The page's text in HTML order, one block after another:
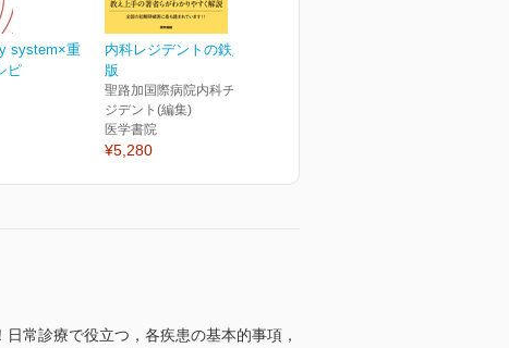
system×重
ピ
内科レジデントの鉄則 第4
版
聖路加国際病院内科チーフレ
ジデント(編集)
医学書院
¥5,280
常診療で役立つ，各疾患の基本的事項，